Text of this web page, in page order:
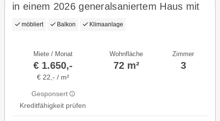
in einem 2026 generalsaniertem Haus mit
großen Balkon, Internet, Klima und E-
möbliert Balkon Klimaanlage
Miete / Monat
€ 1.650,-
€ 22,- / m²
Gesponsert
Kreditfähigkeit prüfen
Wohnfläche
72 m²
Zimmer
3